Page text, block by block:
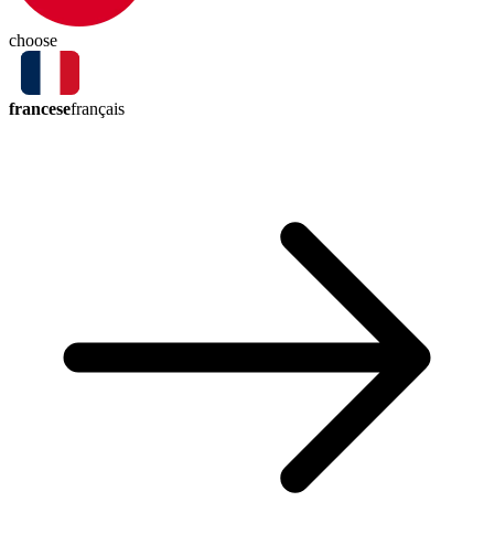
choose
francesefrançais